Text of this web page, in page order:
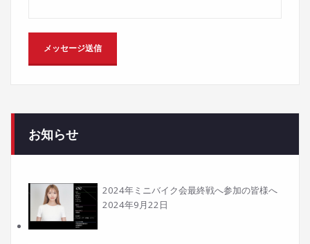
お知らせ
2024年ミニバイク会最終戦へ参加の皆様へ
2024年9月22日